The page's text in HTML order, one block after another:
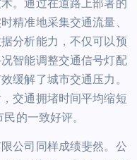
。通过在道路上部署的
精准地采集交通流量、
分析能力，不仅可以预
智能调整交通信号灯配
缓解了城市交通压力。
交通拥堵时间平均缩短
的一致好评。
公司同样成绩斐然。公